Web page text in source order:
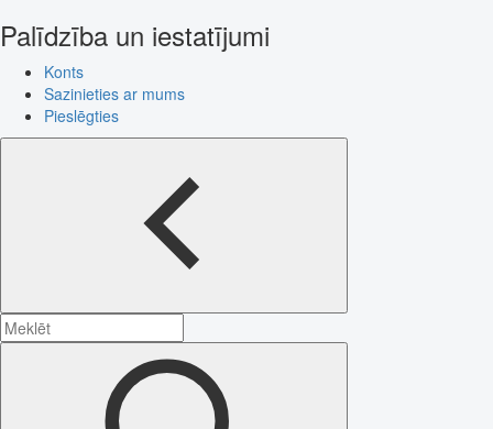
Palīdzība un iestatījumi
Konts
Sazinieties ar mums
Pieslēgties